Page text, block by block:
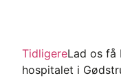
TidligereLad os få
hospitalet i